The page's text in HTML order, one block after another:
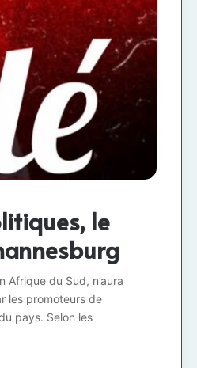
le
du Sud, n’aura
les promoteurs de
pays. Selon les